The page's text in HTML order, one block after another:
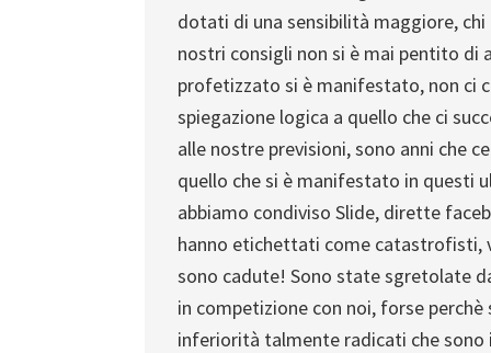
dotati di una sensibilità maggiore,
nostri consigli non si è mai pentito
profetizzato si è manifestato, non ci
spiegazione logica a quello che ci
alle nostre previsioni, sono anni che
quello che si è manifestato in questi
abbiamo condiviso Slide, dirette
hanno etichettati come catastrofisti,
sono cadute! Sono state sgretolate
in competizione con noi, forse
inferiorità talmente radicati che sono